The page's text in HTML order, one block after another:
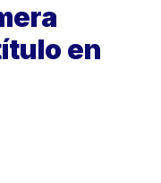
en